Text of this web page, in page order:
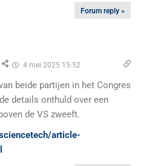
Forum reply »
4 mei 2025 15:52
beide partijen in het Congres
details onthuld over een
de VS zweeft.
article-